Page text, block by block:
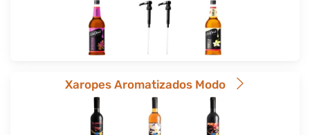
Xaropes Aromatizados Modo